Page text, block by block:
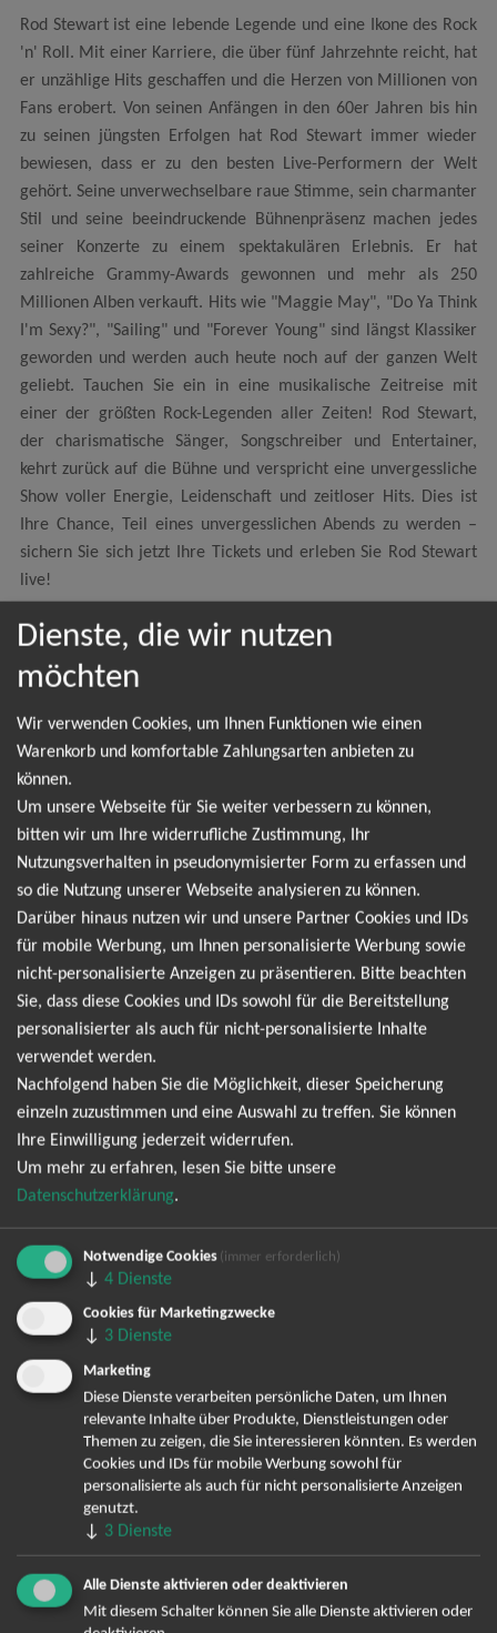
Rod Stewart ist eine lebende Legende und eine Ikone des Rock
'n' Roll. Mit einer Karriere, die über fünf Jahrzehnte reicht, hat
er unzählige Hits geschaffen und die Herzen von Millionen von
Fans erobert. Von seinen Anfängen in den 60er Jahren bis hin
zu seinen jüngsten Erfolgen hat Rod Stewart immer wieder
bewiesen, dass er zu den besten Live-Performern der Welt
gehört. Seine unverwechselbare raue Stimme, sein charmanter
Stil und seine beeindruckende Bühnenpräsenz machen jedes
seiner Konzerte zu einem spektakulären Erlebnis. Er hat
zahlreiche Grammy-Awards gewonnen und mehr als 250
Millionen Alben verkauft. Hits wie "Maggie May", "Do Ya Think
I'm Sexy?", "Sailing" und "Forever Young" sind längst Klassiker
geworden und werden auch heute noch auf der ganzen Welt
geliebt. Tauchen Sie ein in eine musikalische Zeitreise mit
einer der größten Rock-Legenden aller Zeiten! Rod Stewart,
der charismatische Sänger, Songschreiber und Entertainer,
kehrt zurück auf die Bühne und verspricht eine unvergessliche
Show voller Energie, Leidenschaft und zeitloser Hits. Dies ist
Ihre Chance, Teil eines unvergesslichen Abends zu werden –
sichern Sie sich jetzt Ihre Tickets und erleben Sie Rod Stewart
live!
Leider gibt es aktuell von Rod Stewart keine
Termine. Wir informieren dich jedoch gerne
direkt, sobald es neue Termine gibt. Einfach hier
für den Rod Stewart Newsletter anmelden und
keine Angebote und Tourdaten mehr verpassen!
Ich möchte den regelmäßig erscheinenden Newsletter
abonnieren und bin daher mit einer Speicherung meiner E-
Mail-Adresse zum Zweck der Zustellung des Newsletters
entsprechend der Datenschutzerklärungeinverstanden. Den
Newsletter kann ich jederzeit wieder abbestellen.
Bereits angemeldet? Hier können Sie sich abmelden ...
TOP-Events
André Rieu Tickets
David Garrett Tickets
Andrea Berg Tickets
Unheilig Tickets
Santiano Tickets
Dienste, die wir nutzen
möchten
Wir verwenden Cookies, um Ihnen Funktionen wie einen
Warenkorb und komfortable Zahlungsarten anbieten zu
können.
Um unsere Webseite für Sie weiter verbessern zu können,
bitten wir um Ihre widerrufliche Zustimmung, Ihr
Nutzungsverhalten in pseudonymisierter Form zu erfassen und
so die Nutzung unserer Webseite analysieren zu können.
Darüber hinaus nutzen wir und unsere Partner Cookies und IDs
für mobile Werbung, um Ihnen personalisierte Werbung sowie
nicht-personalisierte Anzeigen zu präsentieren. Bitte beachten
Sie, dass diese Cookies und IDs sowohl für die Bereitstellung
personalisierter als auch für nicht-personalisierte Inhalte
verwendet werden.
Nachfolgend haben Sie die Möglichkeit, dieser Speicherung
einzeln zuzustimmen und eine Auswahl zu treffen. Sie können
Ihre Einwilligung jederzeit widerrufen.
Um mehr zu erfahren, lesen Sie bitte unsere
Datenschutzerklärung.
Notwendige Cookies (immer erforderlich)
↓ 4 Dienste
Cookies für Marketingzwecke
↓ 3 Dienste
Marketing
Diese Dienste verarbeiten persönliche Daten, um Ihnen
relevante Inhalte über Produkte, Dienstleistungen oder
Themen zu zeigen, die Sie interessieren könnten. Es werden
Cookies und IDs für mobile Werbung sowohl für
personalisierte als auch für nicht personalisierte Anzeigen
genutzt.
↓ 3 Dienste
Alle Dienste aktivieren oder deaktivieren
Mit diesem Schalter können Sie alle Dienste aktivieren oder